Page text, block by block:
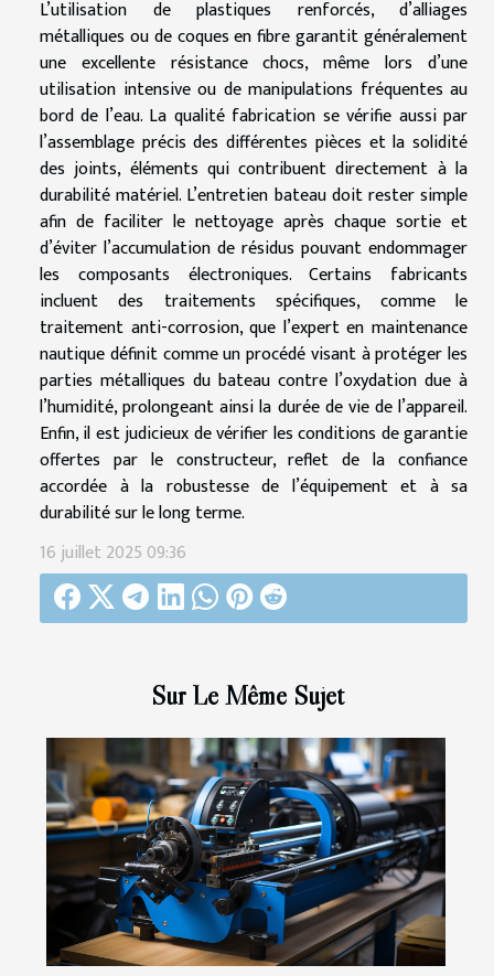
Sur Le Même Sujet
L’utilisation de plastiques renforcés, d’alliages
métalliques ou de coques en fibre garantit généralement
une excellente résistance chocs, même lors d’une
utilisation intensive ou de manipulations fréquentes au
bord de l’eau. La qualité fabrication se vérifie aussi par
l’assemblage précis des différentes pièces et la solidité
des joints, éléments qui contribuent directement à la
durabilité matériel. L’entretien bateau doit rester simple
afin de faciliter le nettoyage après chaque sortie et
d’éviter l’accumulation de résidus pouvant endommager
les composants électroniques. Certains fabricants
incluent des traitements spécifiques, comme le
traitement anti-corrosion, que l’expert en maintenance
nautique définit comme un procédé visant à protéger les
parties métalliques du bateau contre l’oxydation due à
l’humidité, prolongeant ainsi la durée de vie de l’appareil.
Enfin, il est judicieux de vérifier les conditions de garantie
offertes par le constructeur, reflet de la confiance
accordée à la robustesse de l’équipement et à sa
durabilité sur le long terme.
16 juillet 2025 09:36